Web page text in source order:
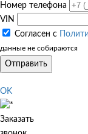
Номер телефона
VIN
Согласен с
данные не собираются
Отправить
OK
Заказать